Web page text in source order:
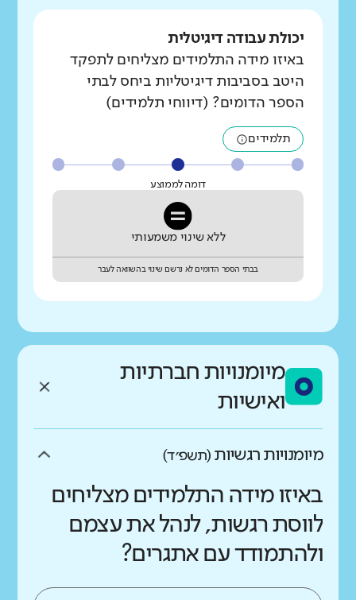
יכולת עבודה דיגיטלית
באיזו מידה התלמידים מצליחים לתפקד
היטב בסביבות דיגיטליות ביחס לבתי
הספר הדומים? (דיווחי תלמידים)
תלמידים
דומה לממוצע
ללא שינוי משמעותי
בבתי הספר הדומים לא נרשם שינוי בהשוואה לעבר
מיומנויות חברתיות
ואישיות
מיומנויות רגשיות (תשפ״ד)
באיזו מידה התלמידים מצליחים
לווסת רגשות, לנהל את עצמם
ולהתמודד עם אתגרים?